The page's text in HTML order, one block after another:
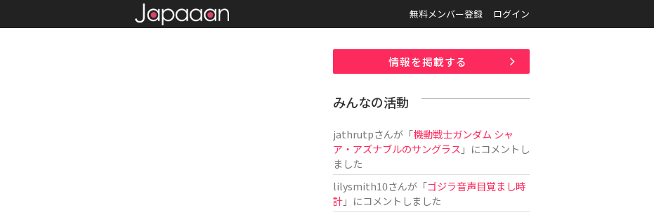
無料メンバー登録 ログイン
情報を掲載する
みんなの活動
jathrutpさんが「機動戦士ガンダム シャ
ア・アズナブルのサングラス 」にコメントし
ました
lilysmith10さんが「ゴジラ音声目覚まし時
計」にコメントしました